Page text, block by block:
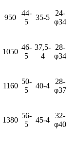
950
44-
5
35-5
24-
φ34
1050
46-
5
37,5-
4
28-
φ34
1160
50-
5
40-4
28-
φ37
1380
56-
5
45-4
32-
φ40